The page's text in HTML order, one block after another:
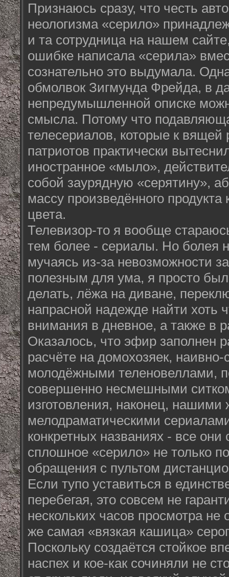
Признаюсь сразу, что честь
неологизма «серило»
и та сотрудница на нашем
ошибке написала «серила»
сознательно это выдумала.
обмолвок Зигмунда Фрейда, в
непредумышленной описке
смысла. Потому что
телесериалов, которые к
патриотов практически
иностранное «мыло»,
собой заурядную «серятину»,
массу произведённого
цвета.
Телевизор-то я вообще
тем более - сериалы. Но болея
мучаясь из-за невозможности
полезным для ума, я просто
делать, лёжа на диване,
напрасной надежде найти хоть
внимания в дневное, а также в
Оказалось, что эфир заполнен
расчёте на домохозяек,
молодёжными теленовеллами,
совершенно несмешными
изготовления, наконец,
мелодраматическими
конкретных названиях - все
сплошное «серило» не только
обращения с пультом
Если тупо уставиться в
перебегая, это совсем не
нескольких часов просмотра не
же самая «вязкая кашица»
Поскольку создаётся стойкое
наспех и кое-как сочиняли не